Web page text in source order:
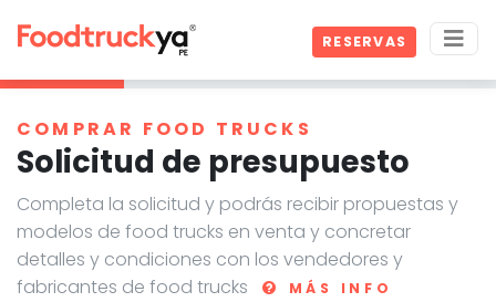
RESERVAS
COMPRAR FOOD TRUCKS
Solicitud de presupuesto
Completa la solicitud y podrás recibir propuestas y
modelos de food trucks en venta y concretar
detalles y condiciones con los vendedores y
fabricantes de food trucks
MÁS INFO